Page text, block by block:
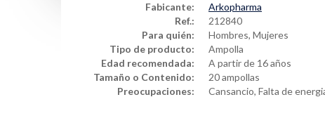
Fabicante:
Arkopharma
Ref.:
212840
Para quién:
Hombres, Mujeres
Tipo de producto:
Ampolla
Edad recomendada:
A partir de 16 años
Tamaño o Contenido:
20 ampollas
Preocupaciones:
Cansancio, Falta de